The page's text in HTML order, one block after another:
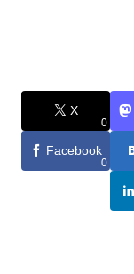
X
0
Facebook
0